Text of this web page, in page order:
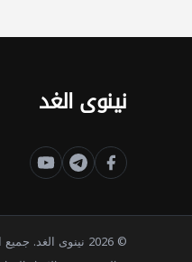
نينوى الغد
© 2026 نينوى الغد. جميع الحقوق محفوظة.